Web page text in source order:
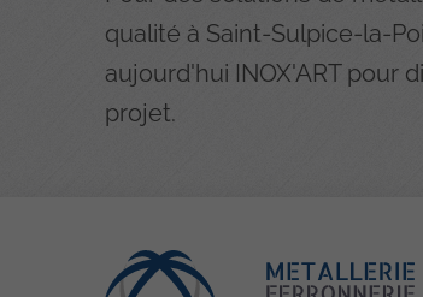
qualité à Saint-Sulpice-la-
aujourd'hui INOX'ART pour
projet.